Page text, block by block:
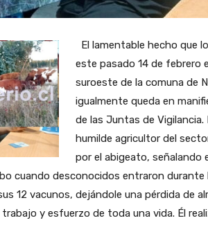
El lamentable hecho que
este pasado 14 de febrero
suroeste de la comuna de
igualmente queda en
de las Juntas de
humilde agricultor del
por el abigeato, señalando
cuando desconocidos entraron
12 vacunos, dejándole una pérdida de
y esfuerzo de toda una vida. Él